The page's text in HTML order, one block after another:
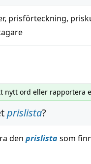
, prisförteckning,
nytt ord eller rapportera
prislista?
den prislistasom